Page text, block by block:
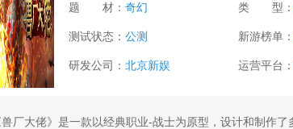
题 材： 奇幻 类 型：
测试状态： 公测 新游榜单：
研发公司： 北京新娱 运营平台：
兽厂大佬》是一款以经典职业-战士为原型，设计和制作